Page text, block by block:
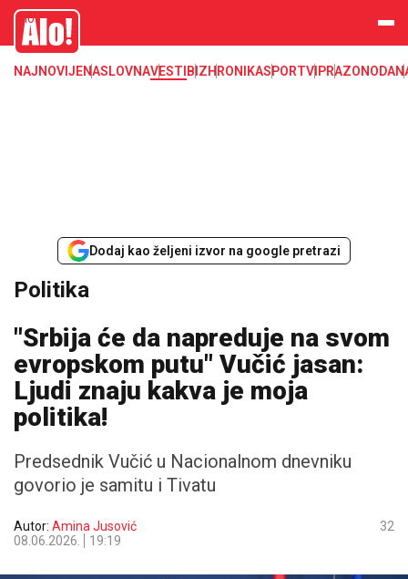
Alo
NAJNOVIJENASLOVNAVESTI BIZHRONIKASPORTVIPRAZONODA
Dodaj kao željeni izvor na google pretrazi
Politika
"Srbija će da napreduje na svom
evropskom putu" Vučić jasan:
Ljudi znaju kakva je moja
politika!
Predsednik Vučić u Nacionalnom dnevniku
govorio je samitu i Tivatu
Autor: Amina Jusović
08.06.2026.
19:19
32